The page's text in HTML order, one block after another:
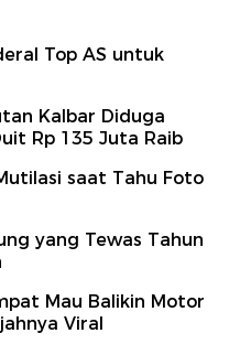
Top AS untuk
Kalbar Diduga
Rp 135 Juta Raib
saat Tahu Foto
yang Tewas Tahun
Mau Balikin Motor
Viral